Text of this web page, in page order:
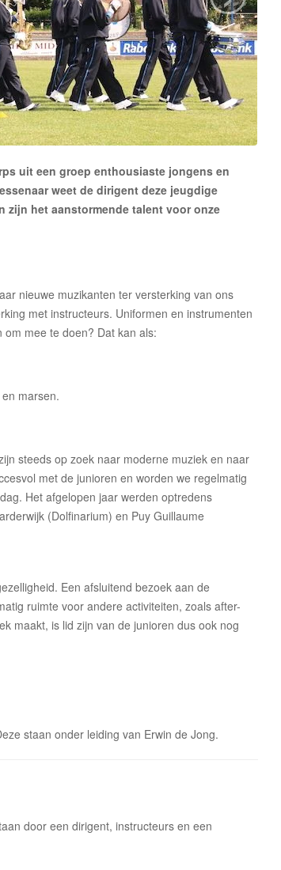
uit een groep enthousiaste jongens en
weet de dirigent deze jeugdige
zijn het aanstormende talent voor onze
nieuwe muzikanten ter versterking van ons
met instructeurs. Uniformen en instrumenten
mee te doen? Dat kan als:
marsen.
steeds op zoek naar moderne muziek en naar
met de junioren en worden we regelmatig
Het afgelopen jaar werden optredens
(Dolfinarium) en Puy Guillaume
Een afsluitend bezoek aan de
ruimte voor andere activiteiten, zoals after-
maakt, is lid zijn van de junioren dus ook nog
staan onder leiding van Erwin de Jong.
door een dirigent, instructeurs en een